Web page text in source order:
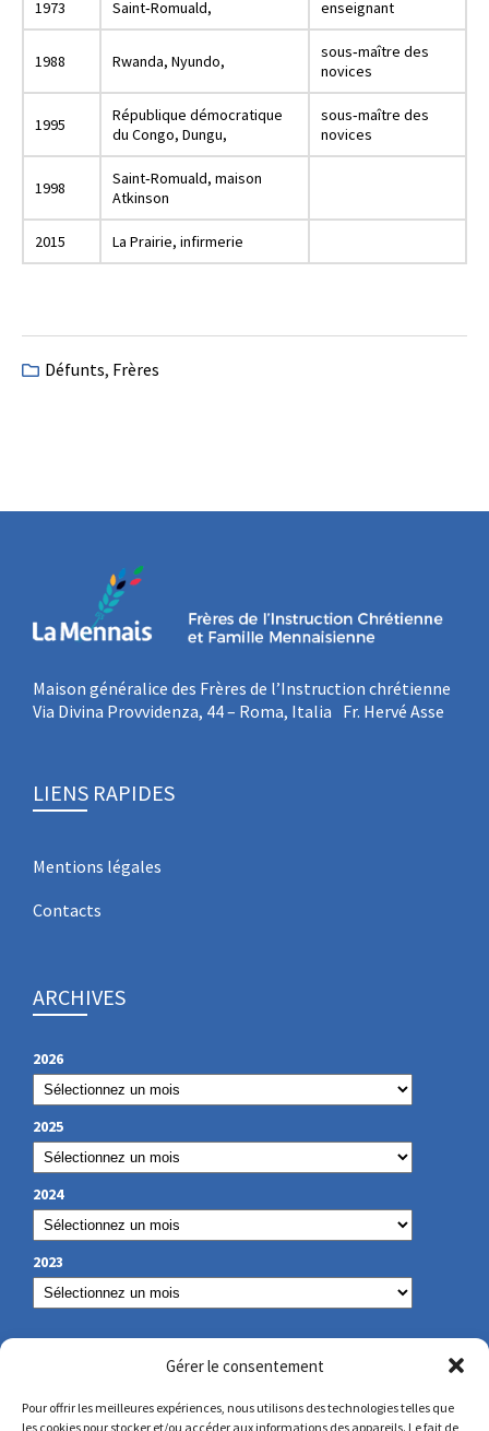
Gérer le consentement
Pour offrir les meilleures expériences, nous utilisons des technologies telles que
les cookies pour stocker et/ou accéder aux informations des appareils. Le fait de
1973 Saint‐Romuald, enseignant
1988 Rwanda, Nyundo,
sous‐maître des
novices
1995
République démocratique
du Congo, Dungu,
sous‐maître des
novices
1998
Saint‐Romuald, maison
Atkinson
2015 La Prairie, infirmerie
Défunts, Frères
Maison généralice des Frères de l’Instruction chrétienne
Via Divina Provvidenza, 44 – Roma, Italia Fr. Hervé Asse
LIENS RAPIDES
Mentions légales
Contacts
ARCHIVES
2026
2025
2024
2023
NOS COORDONNÉES